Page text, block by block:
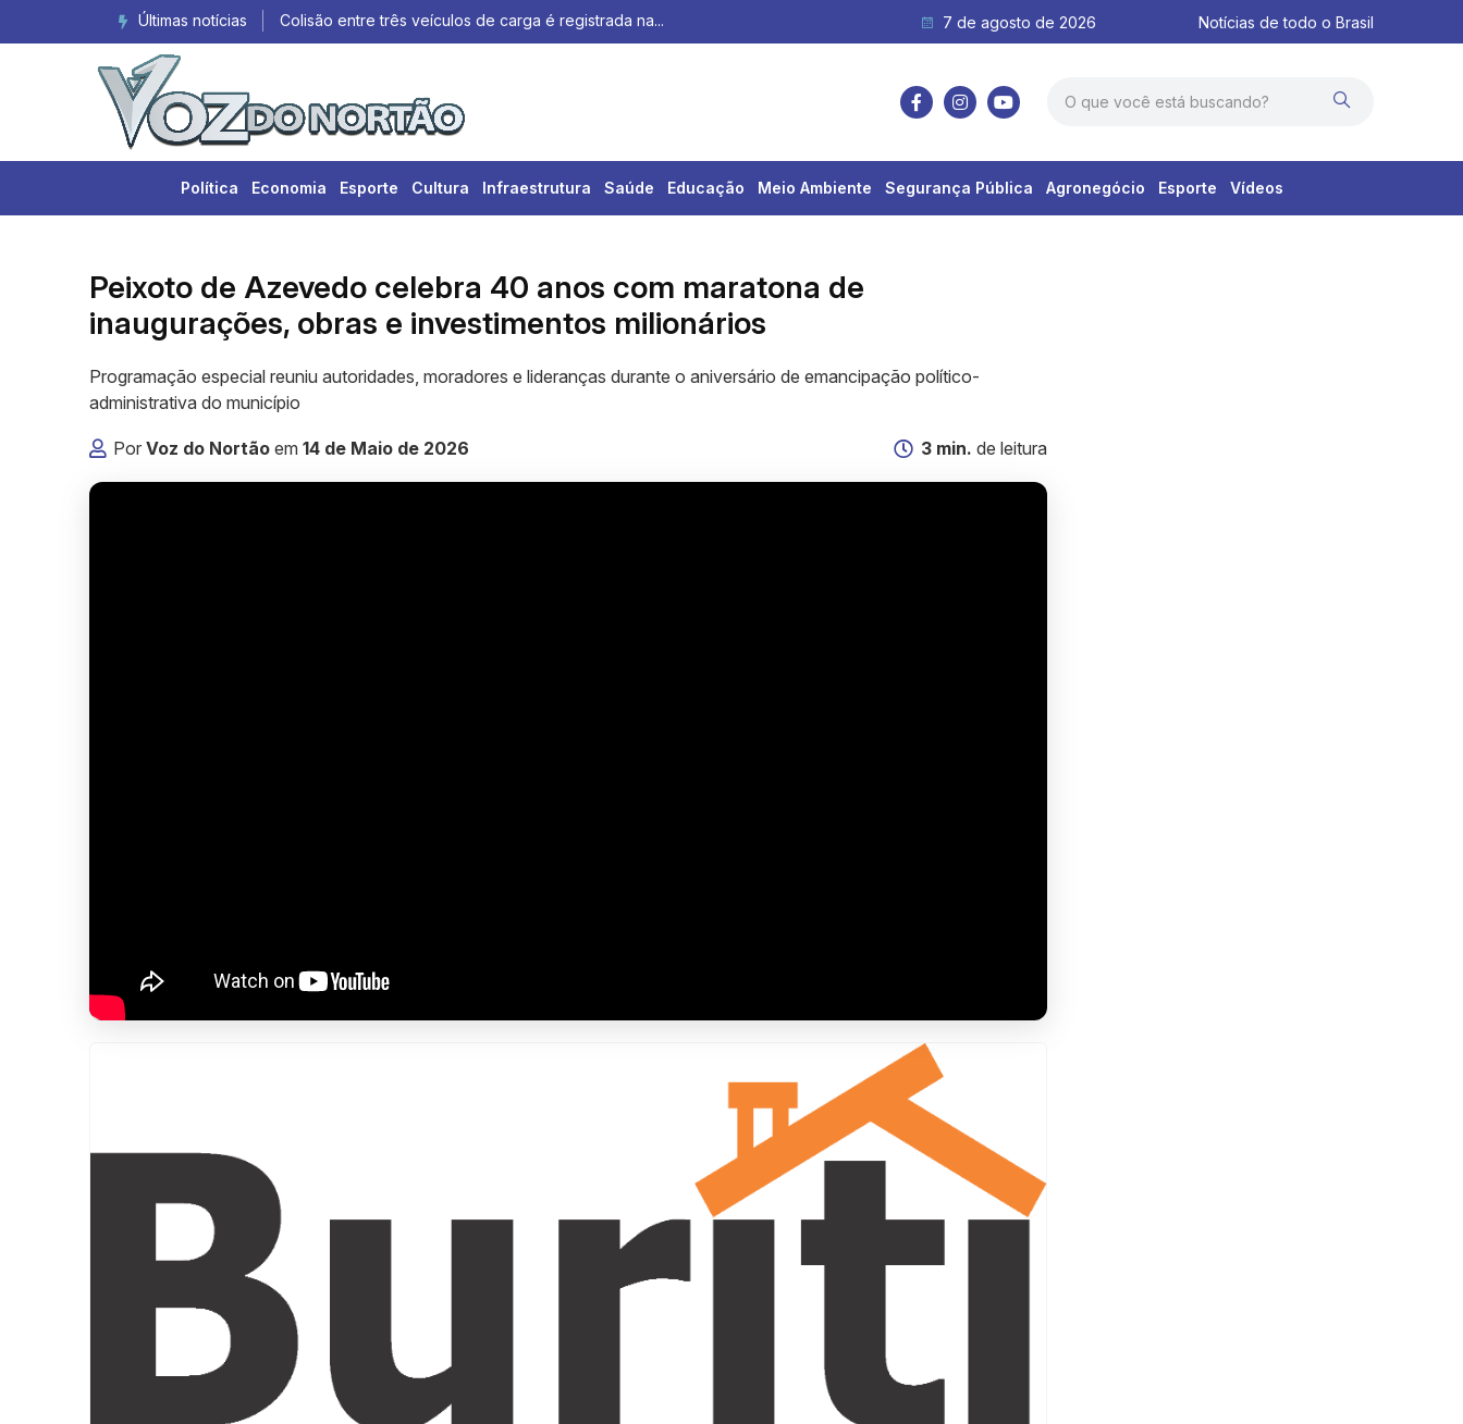
Últimas notícias Colisão entre três veículos de carga é registrada na... 7 de agosto de 2026 Notícias de todo o Brasil
Política Economia Esporte Cultura Infraestrutura Saúde Educação Meio Ambiente Segurança Pública Agronegócio Esporte Vídeos
Peixoto de Azevedo celebra 40 anos com maratona de
inaugurações, obras e investimentos milionários
Programação especial reuniu autoridades, moradores e lideranças durante o aniversário de emancipação político-
administrativa do município
Por Voz do Nortão em 14 de Maio de 2026 3 min. de leitura